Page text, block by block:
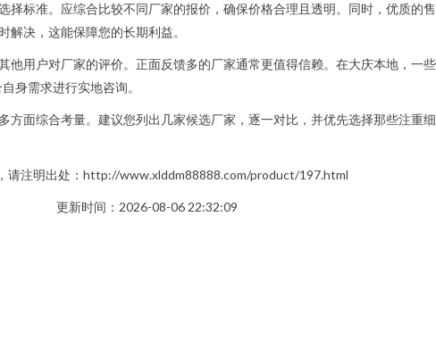
标准。应综合比较不同厂家的报价，确保价格合理且透明。同时，优质的
决，这能保障您的长期利益。
用户对厂家的评价。正面反馈多的厂家通常更值得信赖。在大庆本地，一
身需求进行实地咨询。
面综合考量。建议您列出几家候选厂家，逐一对比，并优先选择那些注重
请注明出处：http://www.xlddm88888.com/product/197.html
更新时间：2026-08-06 22:32:09